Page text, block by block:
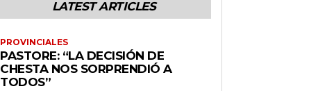
LATEST ARTICLES
PROVINCIALES
PASTORE: “LA DECISIÓN DE
CHESTA NOS SORPRENDIÓ A
TODOS”